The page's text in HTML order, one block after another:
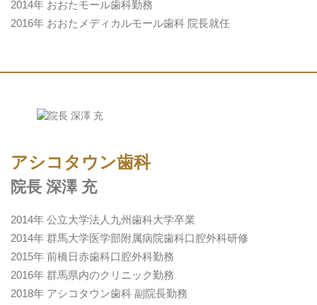
2014年 おおたモール歯科勤務
2016年 おおたメディカルモール歯科 院長就任
アシコタウン歯科
院長 深澤 充
2014年 公立大学法人九州歯科大学卒業
2014年 群馬大学医学部附属病院歯科口腔外科研修
2015年 前橋日赤歯科口腔外科勤務
2016年 群馬県内のクリニック勤務
2018年 アシコタウン歯科 副院長勤務